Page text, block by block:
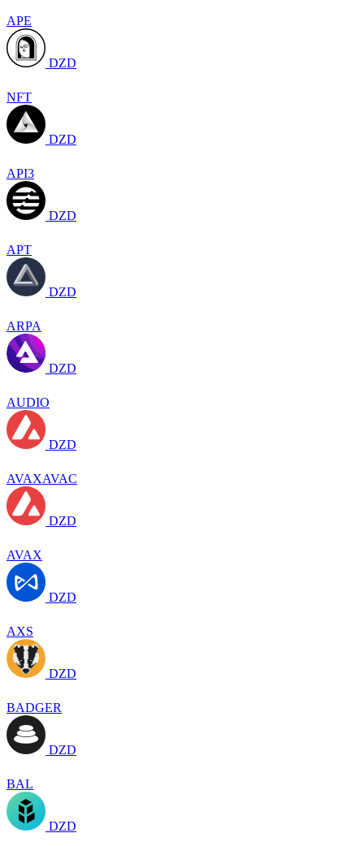
APE
DZD
NFT
DZD
API3
DZD
APT
DZD
ARPA
DZD
AUDIO
DZD
AVAXAVAC
DZD
AVAX
DZD
AXS
DZD
BADGER
DZD
BAL
DZD